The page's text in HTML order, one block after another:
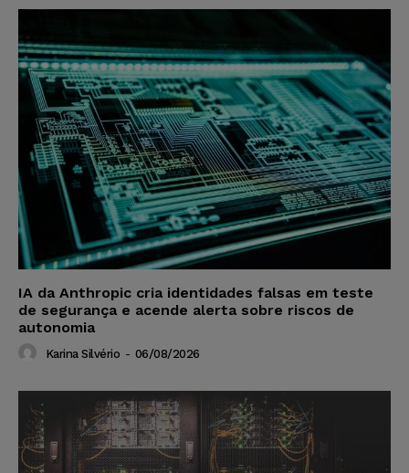
IA da Anthropic cria identidades falsas em teste
de segurança e acende alerta sobre riscos de
autonomia
Karina Silvério - 06/08/2026